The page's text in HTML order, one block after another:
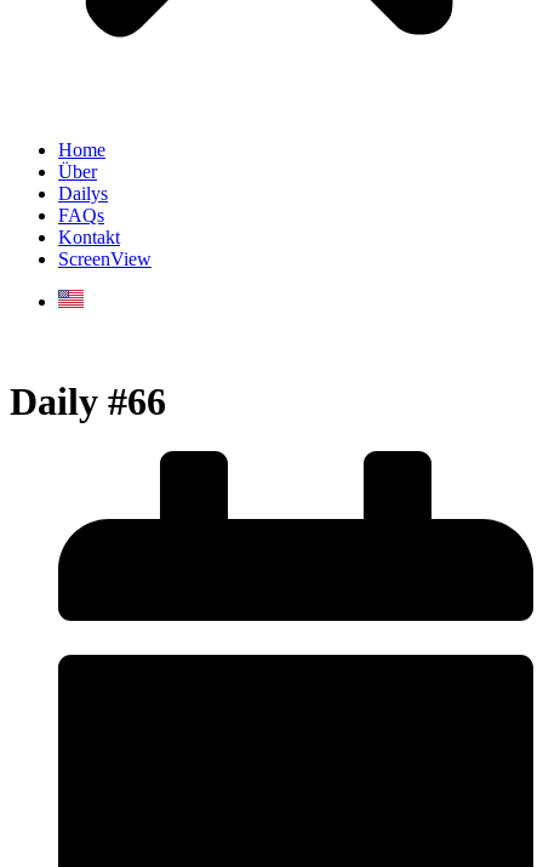
Home
Über
Dailys
FAQs
Kontakt
ScreenView
Daily #66